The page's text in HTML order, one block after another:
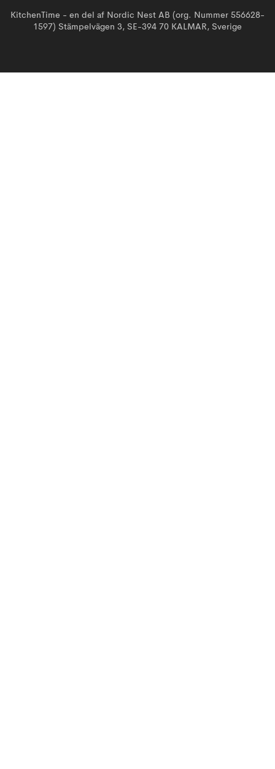
KitchenTime - en del af Nordic Nest AB (org. Nummer 556628-
1597) Stämpelvägen 3, SE-394 70 KALMAR, Sverige